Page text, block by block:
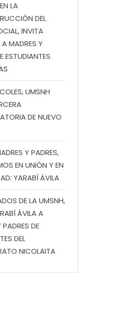
LA
DEL
INVITA
MADRES Y
ESTUDIANTES
UMSNH
DE NUEVO
Y PADRES,
EN UNIÓN Y EN
YARABÍ ÁVILA
DE LA UMSNH,
ÁVILA A
DE
DEL
NICOLAITA